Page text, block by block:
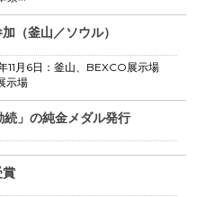
（釜山／ソウル）
11月6日：釜山、BEXCO展示場
示場
」の純金メダル発行